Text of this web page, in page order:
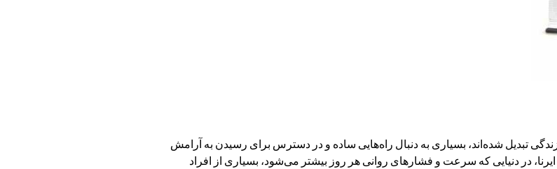
تبدیل شده‌اند، بسیاری به دنبال راه‌هایی ساده و در دسترس برای رسیدن به آرامش
در دنیایی که سرعت و فشارهای روانی هر روز بیشتر می‌شود، بسیاری از افراد